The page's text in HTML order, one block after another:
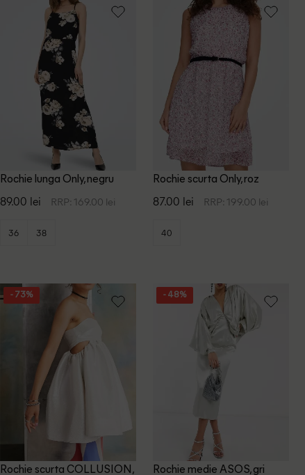
Rochie lunga Only, negru
89.00 lei RRP: 169.00 lei
36 38
Rochie scurta Only, roz
87.00 lei RRP: 199.00 lei
40
- 73%
Rochie scurta COLLUSION,
- 48%
Rochie medie ASOS, gri